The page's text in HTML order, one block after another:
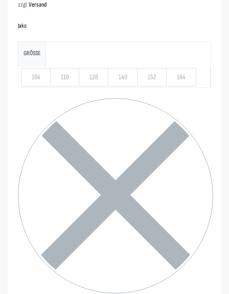
zzgl.Versand
Jako
GRÖSSE
104 116 128 140 152 164